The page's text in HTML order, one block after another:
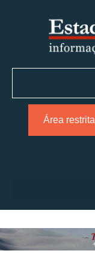
Área restrita